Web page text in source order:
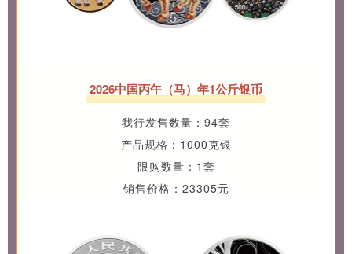
2026中国丙午（马）年1公斤银币
我行发售数量：94套
产品规格：1000克银
限购数量：1套
销售价格：23305元